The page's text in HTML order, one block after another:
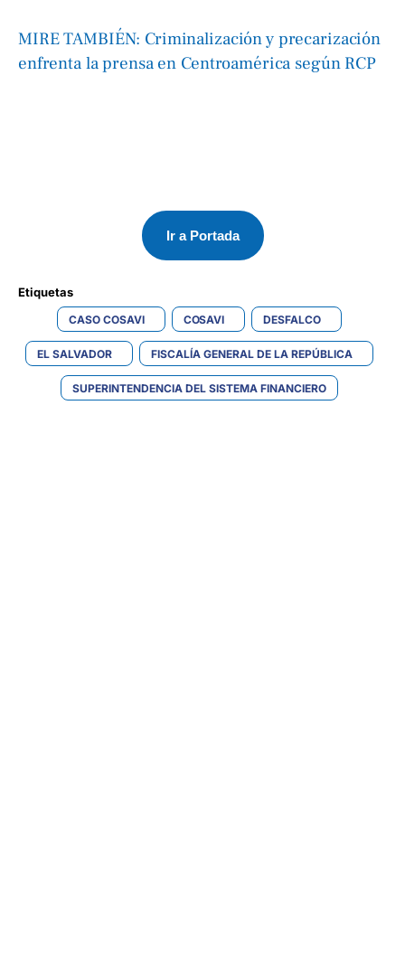
MIRE TAMBIÉN: Criminalización y precarización
enfrenta la prensa en Centroamérica según RCP
Ir a Portada
Etiquetas
CASO COSAVI COSAVI DESFALCO
EL SALVADOR FISCALÍA GENERAL DE LA REPÚBLICA
SUPERINTENDENCIA DEL SISTEMA FINANCIERO